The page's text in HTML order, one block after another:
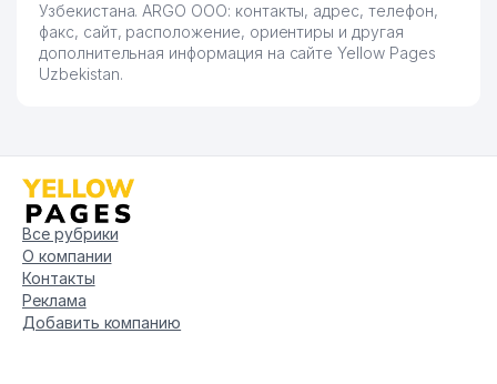
Узбекистана. ARGO ООО: контакты, адрес, телефон,
факс, сайт, расположение, ориентиры и другая
дополнительная информация на сайте Yellow Pages
Uzbekistan.
Все рубрики
О компании
Контакты
Реклама
Добавить компанию